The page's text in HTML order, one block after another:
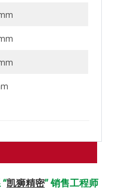
凯狮精密” 销售工程师